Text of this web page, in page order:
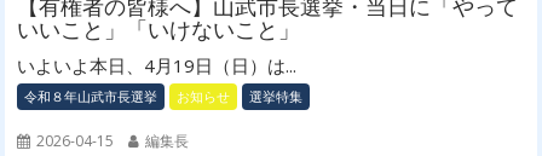
【有権者の皆様へ】山武市長選挙・当日に「やって
いいこと」「いけないこと」
いよいよ本日、4月19日（日）は...
令和８年山武市長選挙 お知らせ 選挙特集
2026-04-15 編集長